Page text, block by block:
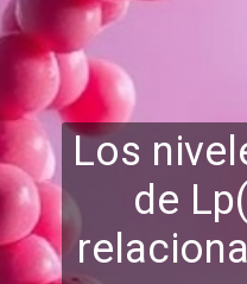
Los
de